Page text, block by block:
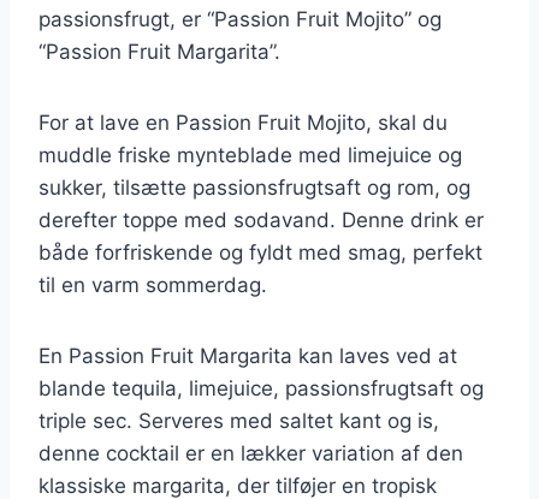
passionsfrugt, er “Passion Fruit Mojito” og
“Passion Fruit Margarita”.
For at lave en Passion Fruit Mojito, skal du
muddle friske mynteblade med limejuice og
sukker, tilsætte passionsfrugtsaft og rom, og
derefter toppe med sodavand. Denne drink er
både forfriskende og fyldt med smag, perfekt
til en varm sommerdag.
En Passion Fruit Margarita kan laves ved at
blande tequila, limejuice, passionsfrugtsaft og
triple sec. Serveres med saltet kant og is,
denne cocktail er en lækker variation af den
klassiske margarita, der tilføjer en tropisk